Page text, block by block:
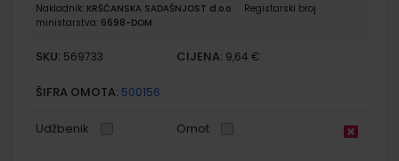
Nakladnik: KRŠĆANSKA SADAŠNJOST d.o.o.
Registarski broj
ministarstva: 6698-DOM
SKU: 569733 CIJENA: 9,64 €
ŠIFRA OMOTA: 500156
Udžbenik Omot